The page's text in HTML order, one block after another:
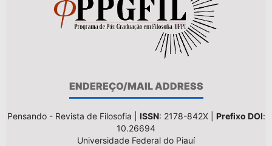
ENDEREÇO/MAIL ADDRESS
Pensando - Revista de Filosofia | ISSN: 2178-842X | Prefixo DOI:
10.26694
Universidade Federal do Piauí